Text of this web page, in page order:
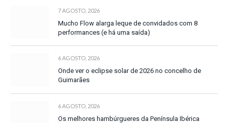
7 AGOSTO, 2026
Mucho Flow alarga leque de convidados com 8
performances (e há uma saída)
6 AGOSTO, 2026
Onde ver o eclipse solar de 2026 no concelho de
Guimarães
6 AGOSTO, 2026
Os melhores hambúrgueres da Península Ibérica